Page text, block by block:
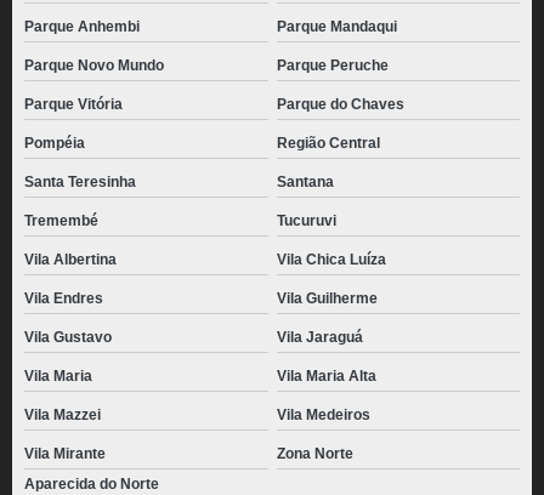
Parque Anhembi Parque Mandaqui
Parque Novo Mundo Parque Peruche
Parque Vitória Parque do Chaves
Pompéia Região Central
Santa Teresinha Santana
Tremembé Tucuruvi
Vila Albertina Vila Chica Luíza
Vila Endres Vila Guilherme
Vila Gustavo Vila Jaraguá
Vila Maria Vila Maria Alta
Vila Mazzei Vila Medeiros
Vila Mirante
Zona Norte
Aparecida do Norte